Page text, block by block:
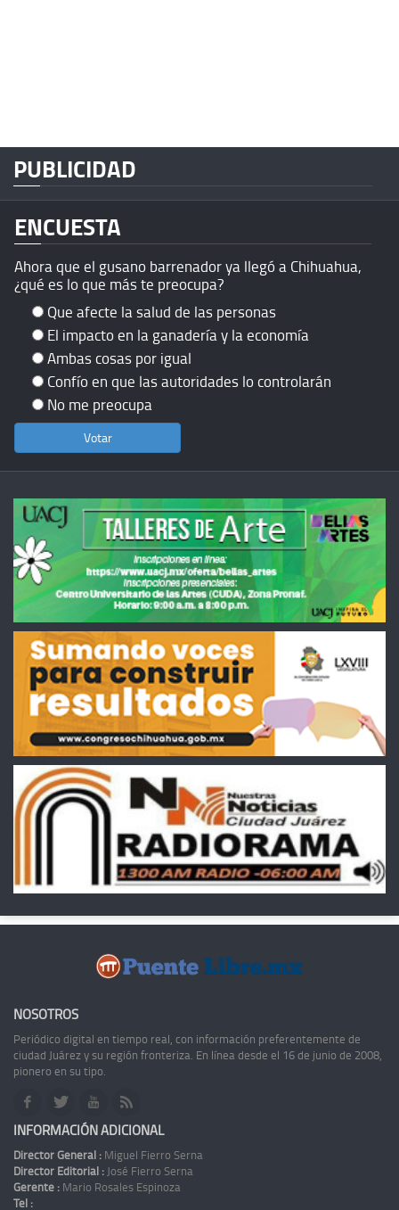
PUBLICIDAD
ENCUESTA
Ahora que el gusano barrenador ya llegó a Chihuahua,
¿qué es lo que más te preocupa?
Que afecte la salud de las personas
El impacto en la ganadería y la economía
Ambas cosas por igual
Confío en que las autoridades lo controlarán
No me preocupa
NOSOTROS
Periódico digital en tiempo real, con información preferentemente de
ciudad Juárez y su región fronteriza. En línea desde el 16 de junio de 2008,
pionero en su tipo.
INFORMACIÓN ADICIONAL
Director General : Miguel Fierro Serna
Director Editorial : José Fierro Serna
Gerente : Mario Rosales Espinoza
Tel :